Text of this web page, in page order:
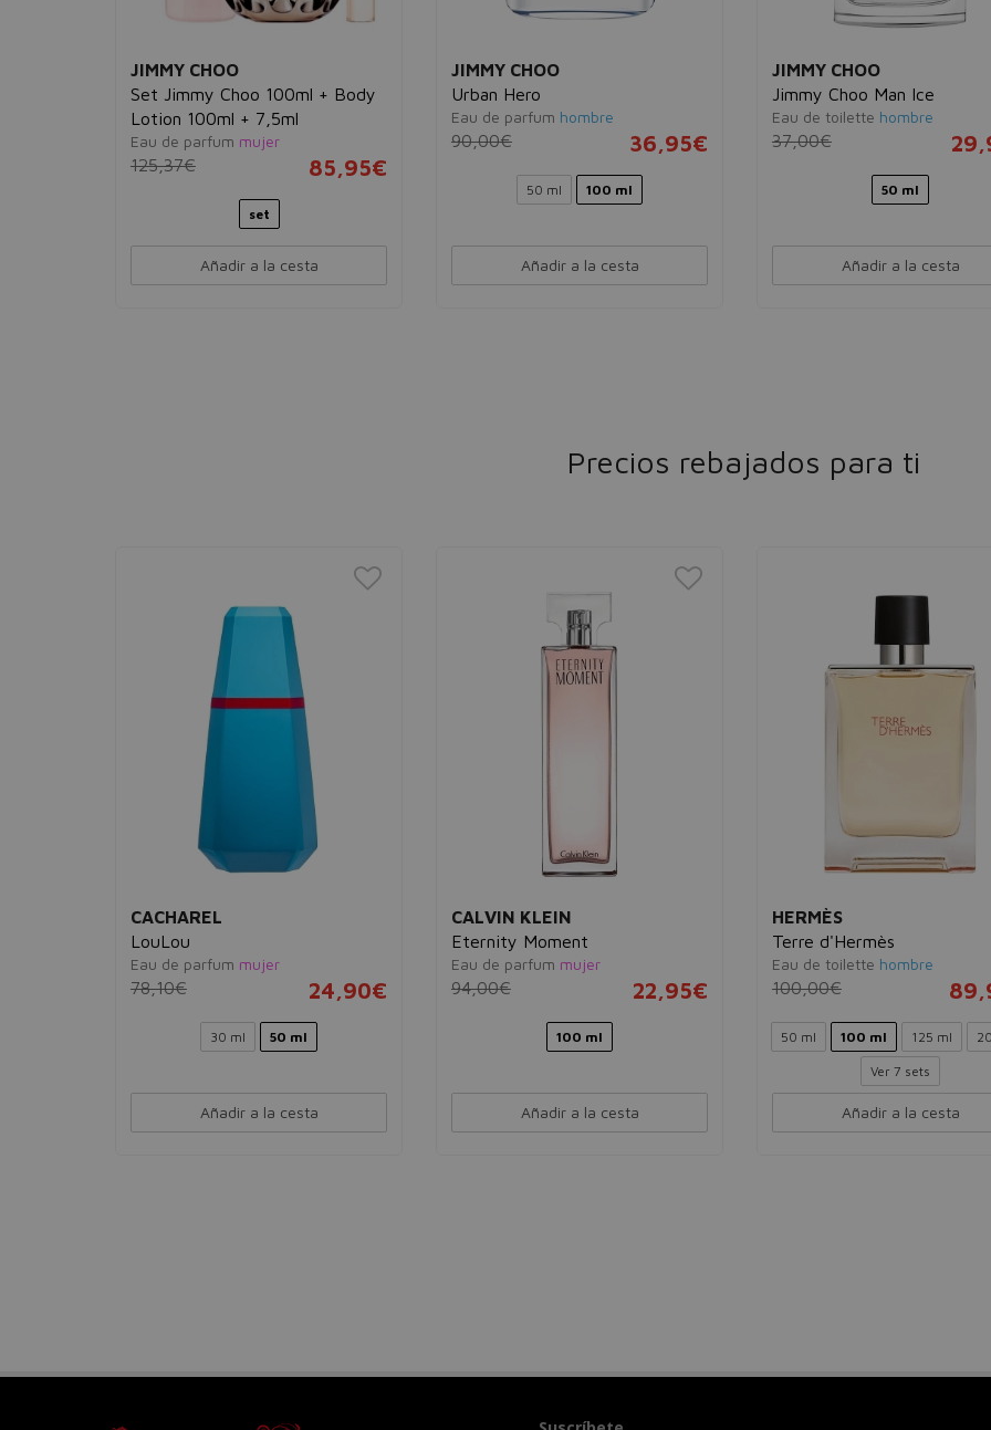
JIMMY CHOO
Set Jimmy Choo 100ml + Body
Lotion 100ml + 7,5ml
Eau de parfum mujer
125,37€ 85,95€
set
Añadir a la cesta
JIMMY CHOO
Urban Hero
Eau de parfum hombre
90,00€ 36,95€
50 ml 100 ml
Añadir a la cesta
JIMMY CHOO
Jimmy Choo Man Ice
Eau de toilette hombre
37,00€
50 ml
Añadir a la cesta
Precios rebajados para ti
CACHAREL
LouLou
Eau de parfum mujer
78,10€ 24,90€
30 ml 50 ml
Añadir a la cesta
CALVIN KLEIN
Eternity Moment
Eau de parfum mujer
94,00€ 22,95€
100 ml
Añadir a la cesta
HERMÈS
Terre d'Hermès
Eau de toilette hombre
100,00€
50 ml 100 ml 125 ml
Ver 7 sets
Añadir a la cesta